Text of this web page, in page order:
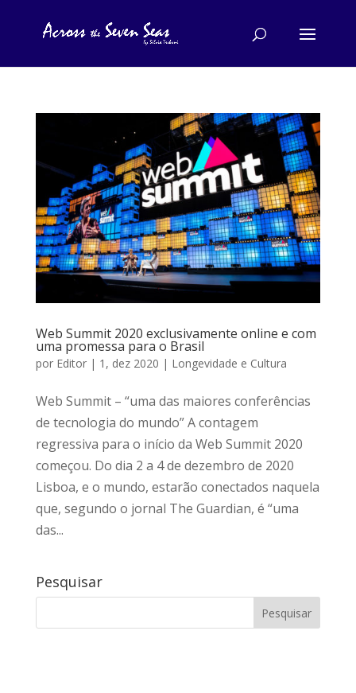
Web Summit 2020 exclusivamente online e com
uma promessa para o Brasil
por Editor| 1, dez 2020 | Longevidade e Cultura
Web Summit – “uma das maiores conferências
de tecnologia do mundo” A contagem
regressiva para o início da Web Summit 2020
começou. Do dia 2 a 4 de dezembro de 2020
Lisboa, e o mundo, estarão conectados naquela
que, segundo o jornal The Guardian, é “uma
das...
Pesquisar